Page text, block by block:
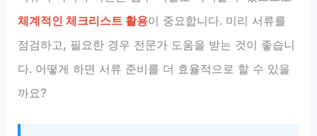
체계적인 체크리스트 활용이 중요합니다. 미리 서류를
점검하고, 필요한 경우 전문가 도움을 받는 것이 좋습니
다. 어떻게 하면 서류 준비를 더 효율적으로 할 수 있을
까요?